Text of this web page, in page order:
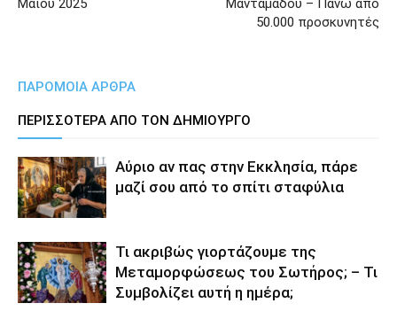
Μαΐου 2025
Μανταμάδου – Πάνω από
50.000 προσκυνητές
ΠΑΡΟΜΟΙΑ ΑΡΘΡΑ
ΠΕΡΙΣΣΟΤΕΡΑ ΑΠΟ ΤΟΝ ΔΗΜΙΟΥΡΓΟ
Αύριο αν πας στην Εκκλησία, πάρε
μαζί σου από το σπίτι σταφύλια
Τι ακριβώς γιορτάζουμε της
Μεταμορφώσεως του Σωτήρος; – Τι
Συμβολίζει αυτή η ημέρα;